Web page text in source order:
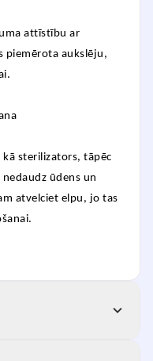
attīstību ar
piemērota aukslēju,
sterilizators, tāpēc
ūdens un
atvelciet elpu, jo tas